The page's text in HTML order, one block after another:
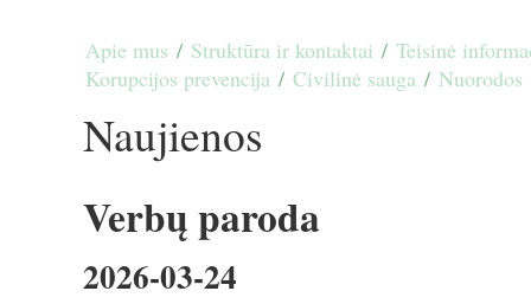
Apie mus / Struktūra ir kontaktai / Teisinė
Korupcijos prevencija / Civilinė sauga / Nuorodos
Naujienos
Verbų paroda
2026-03-24